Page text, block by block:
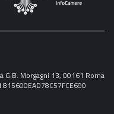
G.B. Morgagni 13, 00161 Roma